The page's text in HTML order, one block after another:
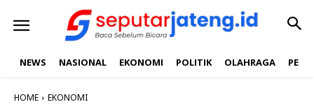
NEWS NASIONAL EKONOMI POLITIK OLAHRAGA
HOME EKONOMI